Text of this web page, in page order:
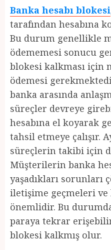
Banka hesabı blokesi
tarafından hesabına
Bu durum genellikle
ödememesi sonucu
blokesi kalkması için
ödemesi
banka arasında
süreçler devreye
hesabına el koyarak
tahsil etmeye çalışır.
süreçlerin takibi için
Müşterilerin banka
yaşadıkları sorunları
iletişime geçmeleri ve
önemlidir. Bu
paraya tekrar
blokesi kalkmış olur.